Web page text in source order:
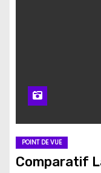
POINT DE VUE
Comparatif